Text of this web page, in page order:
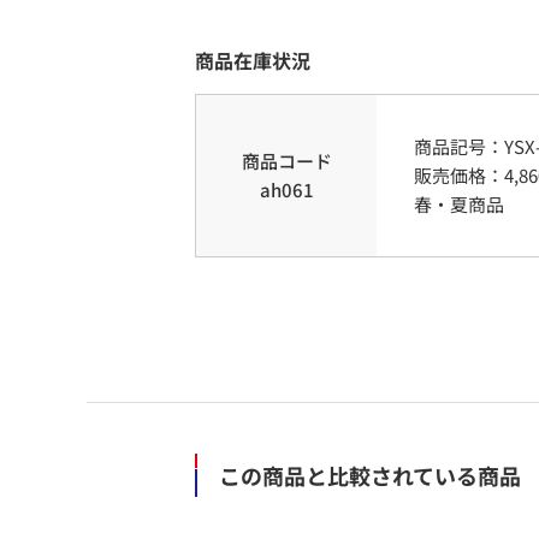
商品在庫状況
商品コード
ah061
商品記号：
販売価格：
春・夏商品
この商品と比較されている商品